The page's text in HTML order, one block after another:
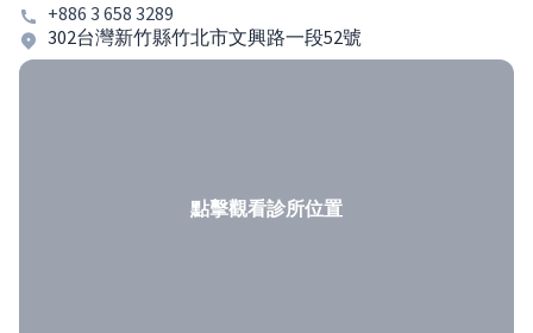
+886 3 658 3289
302台灣新竹縣竹北市文興路一段52號
點擊觀看診所位置